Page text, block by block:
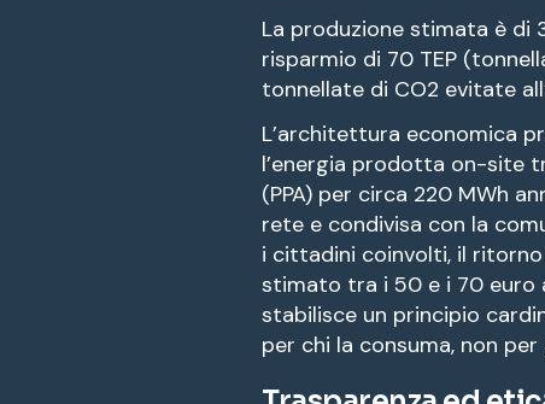
La produzione stimata è di
risparmio di 70 TEP
tonnellate di CO2 evitate
L’architettura economica
l’energia prodotta on-site
(PPA) per circa 220 MWh
rete e condivisa con la
i cittadini coinvolti, il
stimato tra i 50 e i 70 euro
stabilisce un principio
per chi la consuma, non